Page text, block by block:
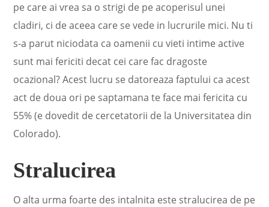
pe care ai vrea sa o strigi de pe acoperisul unei
cladiri, ci de aceea care se vede in lucrurile mici. Nu ti
s-a parut niciodata ca oamenii cu vieti intime active
sunt mai fericiti decat cei care fac dragoste
ocazional? Acest lucru se datoreaza faptului ca acest
act de doua ori pe saptamana te face mai fericita cu
55% (e dovedit de cercetatorii de la Universitatea din
Colorado).
Stralucirea
O alta urma foarte des intalnita este stralucirea de pe